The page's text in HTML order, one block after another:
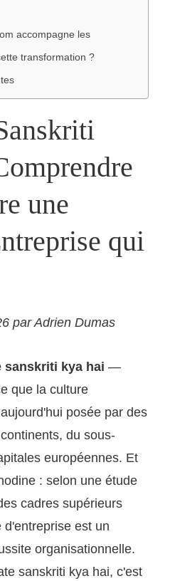
accompagne les
transformation ?
une
qui
par Adrien Dumas
sanskriti kya hai —
que la culture
posée par des
du sous-
européennes. Et
: selon une étude
cadres supérieurs
est un
organisationnelle.
sanskriti kya hai, c'est